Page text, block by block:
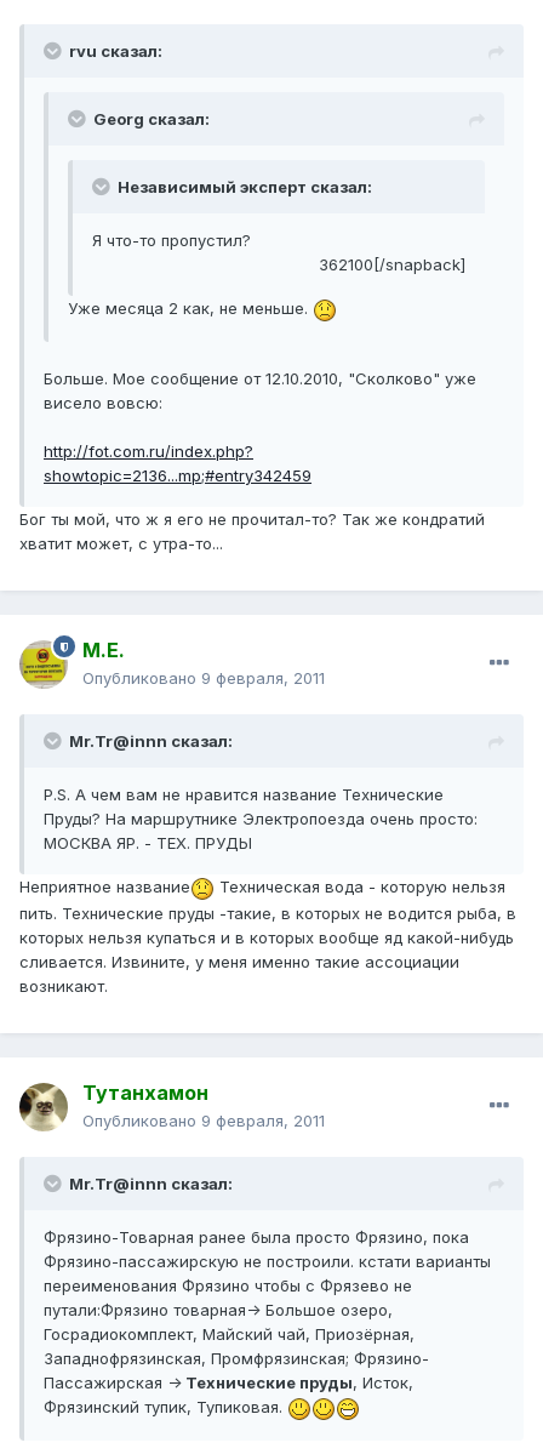
rvu сказал:
Georg сказал:
Независимый эксперт сказал:
Я что-то пропустил?
362100[/snapback]
Уже месяца 2 как, не меньше.
Больше. Мое сообщение от 12.10.2010, "Сколково" уже
висело вовсю:
http://fot.com.ru/index.php?
showtopic=2136...mp;#entry342459
Бог ты мой, что ж я его не прочитал-то? Так же кондратий
хватит может, с утра-то...
М.Е.
Опубликовано 9 февраля, 2011
Mr.Tr@innn сказал:
P.S. А чем вам не нравится название Технические
Пруды? На маршрутнике Электропоезда очень просто:
МОСКВА ЯР. - ТЕХ. ПРУДЫ
Неприятное название
Техническая вода - которую нельзя
пить. Технические пруды -такие, в которых не водится рыба, в
которых нельзя купаться и в которых вообще яд какой-нибудь
сливается. Извините, у меня именно такие ассоциации
возникают.
Тутанхамон
Опубликовано 9 февраля, 2011
Mr.Tr@innn сказал:
Фрязино-Товарная ранее была просто Фрязино, пока
Фрязино-пассажирскую не построили. кстати варианты
переименования Фрязино чтобы с Фрязево не
путали:Фрязино товарная-> Большое озеро,
Госрадиокомплект, Майский чай, Приозёрная,
Западнофрязинская, Промфрязинская; Фрязино-
Пассажирская -> Технические пруды, Исток,
Фрязинский тупик, Тупиковая.